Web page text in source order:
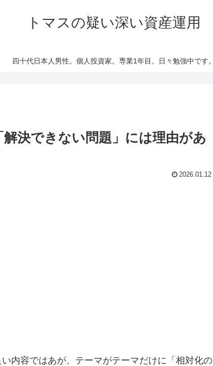
トマスの疑い深い資産運用
四十代日本人男性。個人投資家。専業1年目。日々勉強中です。
決できない問題」には理由があ
2026.01.12
内容ではあが、テーマがテーマだけに「相対化の